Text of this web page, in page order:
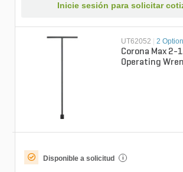
Inicie sesión para solicitar
UT62052 2
Corona Max 2-
Operating
Disponible a solicitud i